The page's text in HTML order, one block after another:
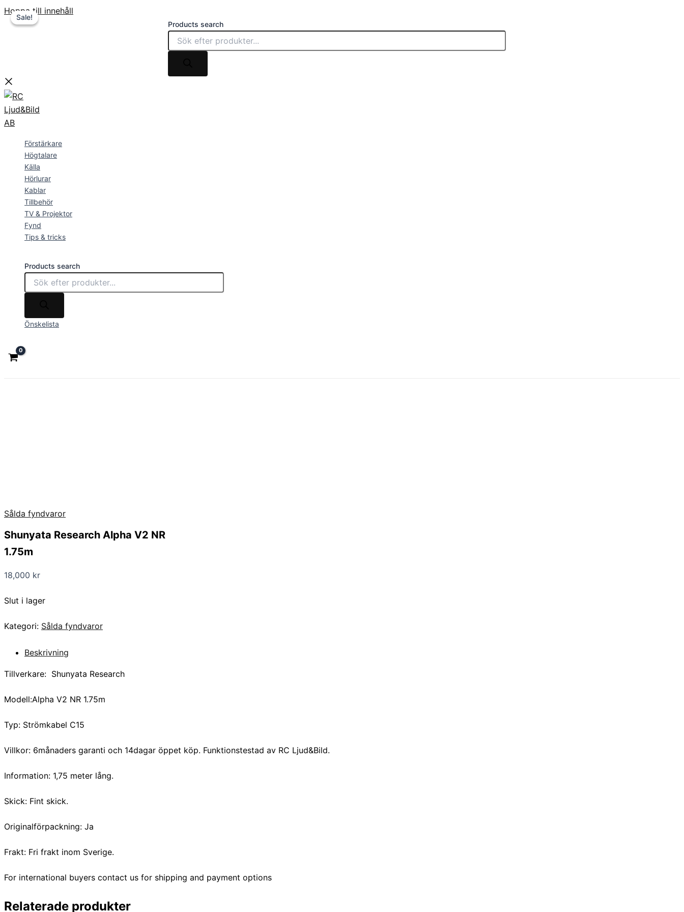
Hoppa till innehåll
Products search
Förstärkare
Högtalare
Källa
Hörlurar
Kablar
Tillbehör
TV & Projektor
Fynd
Tips & tricks
Products search
Önskelista
Sålda fyndvaror
Shunyata Research Alpha V2 NR
1.75m
18,000 kr
Slut i lager
Kategori: Sålda fyndvaror
Beskrivning
Tillverkare: Shunyata Research
Modell:Alpha V2 NR 1.75m
Typ: Strömkabel C15
Villkor: 6månaders garanti och 14dagar öppet köp. Funktionstestad av RC Ljud&Bild.
Information: 1,75 meter lång.
Skick: Fint skick.
Originalförpackning: Ja
Frakt: Fri frakt inom Sverige.
For international buyers contact us for shipping and payment options
Relaterade produkter
Sale!
Sale!